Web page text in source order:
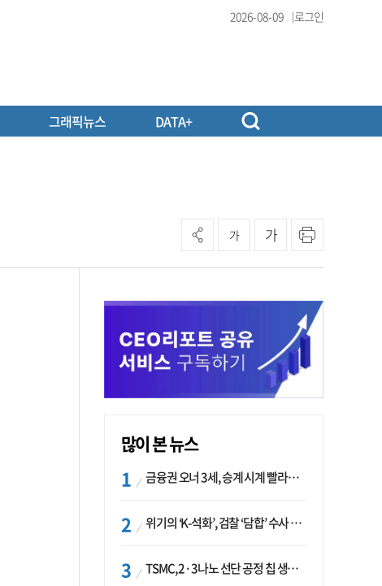
2026-08-09 로그인
그래픽뉴스 DATA+
가 가
많이 본 뉴스
금융권 오너 3세, 승계 시계 빨라지나…한국투자 ‘속도’·미래에셋·메리츠는 ‘거리두기’
위기의 ‘K-석화’, 검찰 ‘담합’ 수사 착수…“LG·한화·롯데 등 7개 업체, 8개 제품 가격 담합”
TSMC, 2·3나노 선단 공정 칩 생산 가속화…삼성, 파운드리 확장 변수 맞나